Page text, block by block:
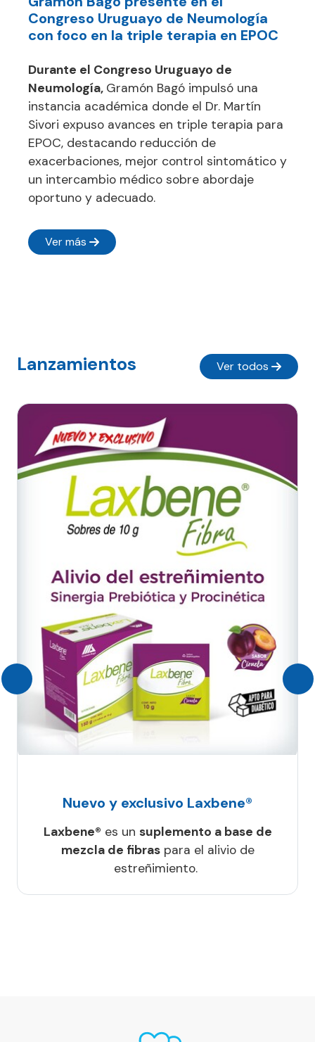
Congreso Uruguayo de Neumología
con foco en la triple terapia en EPOC
Durante el Congreso Uruguayo de
Neumología, Gramón Bagó impulsó una
instancia académica donde el Dr. Martín
Sivori expuso avances en triple terapia para
EPOC, destacando reducción de
exacerbaciones, mejor control sintomático y
un intercambio médico sobre abordaje
oportuno y adecuado.
Ver más
Lanzamientos Ver todos
Nuevo y exclusivo Laxbene®
Laxbene® es un suplemento a base de
mezcla de fibraspara el alivio de
estreñimiento.